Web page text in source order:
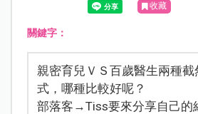
收藏
關鍵字：
親密育兒ＶＳ百歲醫生兩種
式，哪種比較好呢？
部落客→Tiss要來分享自己的